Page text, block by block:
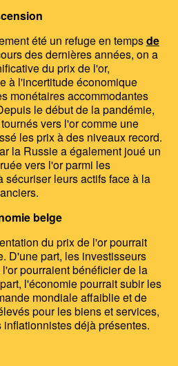
été un refuge en tempsde
des dernières années, on a
du prix de l'or,
à l'incertitude économique
monétaires accommodantes
le début de la pandémie,
vers l'or comme une
les prix à des niveaux record.
la Russie a également joué un
vers l'or parmi les
sécuriser leurs actifs face à la
belge
du prix de l'or pourrait
D'une part, les investisseurs
pourraient bénéficier de la
l'économie pourrait subir les
mondiale affaiblie et de
pour les biens et services,
déjà présentes.